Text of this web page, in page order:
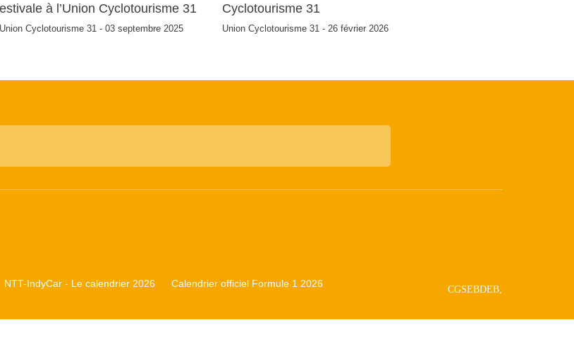
estivale à l’Union Cyclotourisme 31
Union Cyclotourisme 31 - 03 septembre 2025
Cyclotourisme 31
Union Cyclotourisme 31 - 26 février 2026
NTT-IndyCar - Le calendrier 2026 Calendrier officiel Formule 1 2026 CGSEBDEB,